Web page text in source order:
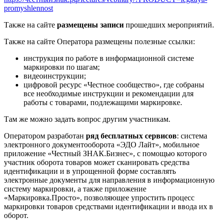
promyshlennost
Также на сайте размещены записи прошедших мероприятий.
Также на сайте Оператора размещены полезные ссылки:
инструкция по работе в информационной системе
маркировки по шагам;
видеоинструкции;
цифровой ресурс «Честное сообщество», где собраны
все необходимые инструкции и рекомендации для
работы с товарами, подлежащими маркировке.
Там же можно задать вопрос другим участникам.
Оператором разработан ряд бесплатных сервисов: система
электронного документооборота «ЭДО Лайт», мобильное
приложение «Честный ЗНАК.Бизнес», с помощью которого
участник оборота товаров может сканировать средства
идентификации и в упрощенной форме составлять
электронные документы для направления в информационную
систему маркировки, а также приложение
«Маркировка.Просто», позволяющее упростить процесс
маркировки товаров средствами идентификации и ввода их в
оборот.